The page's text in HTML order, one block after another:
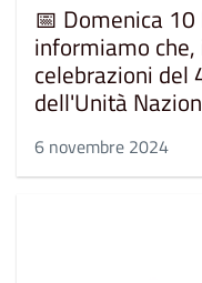
📅 Domenica
informiamo
celebrazioni del
dell'Unità
6 novembre 2024